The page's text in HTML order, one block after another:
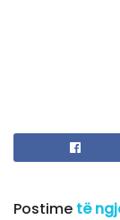
Postime të